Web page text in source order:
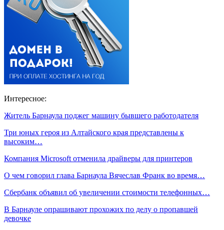
Интересное:
Житель Барнаула поджег машину бывшего работодателя
Три юных героя из Алтайского края представлены к
высоким…
Компания Microsoft отменила драйверы для принтеров
О чем говорил глава Барнаула Вячеслав Франк во время…
Сбербанк объявил об увеличении стоимости телефонных…
В Барнауле опрашивают прохожих по делу о пропавшей
девочке